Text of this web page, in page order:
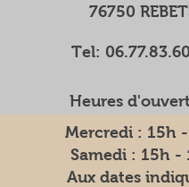
76750
Tel:
Heures
Mercredi : 15h
Samedi : 15h -
Aux dates